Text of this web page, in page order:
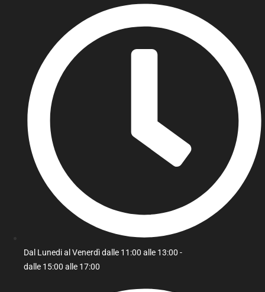
Dal Lunedi al Venerdì dalle 11:00 alle 13:00 -
dalle 15:00 alle 17:00